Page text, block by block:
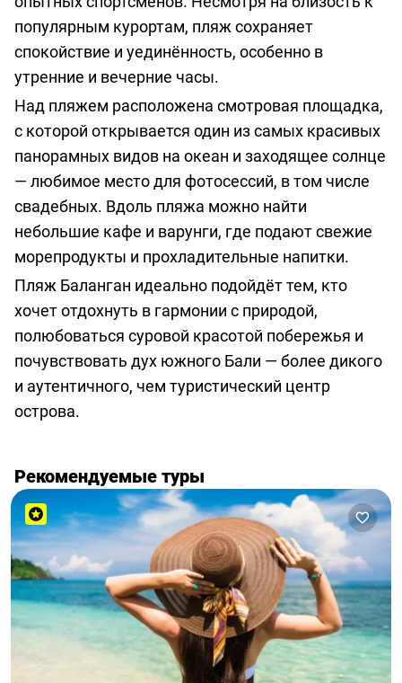
популярным курортам, пляж сохраняет
спокойствие и уединённость, особенно в
утренние и вечерние часы.
Над пляжем расположена смотровая площадка,
с которой открывается один из самых красивых
панорамных видов на океан и заходящее солнце
— любимое место для фотосессий, в том числе
свадебных. Вдоль пляжа можно найти
небольшие кафе и варунги, где подают свежие
морепродукты и прохладительные напитки.
Пляж Баланган идеально подойдёт тем, кто
хочет отдохнуть в гармонии с природой,
полюбоваться суровой красотой побережья и
почувствовать дух южного Бали — более дикого
и аутентичного, чем туристический центр
острова.
Рекомендуемые туры